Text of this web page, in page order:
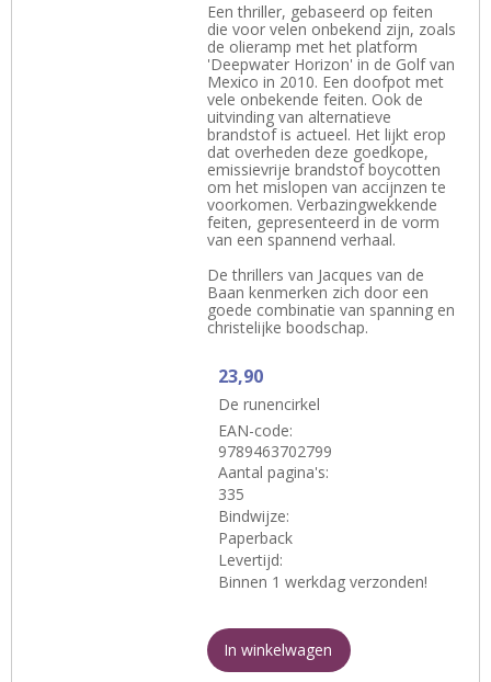
Een thriller, gebaseerd op feiten
die voor velen onbekend zijn, zoals
de olieramp met het platform
'Deepwater Horizon' in de Golf van
Mexico in 2010. Een doofpot met
vele onbekende feiten. Ook de
uitvinding van alternatieve
brandstof is actueel. Het lijkt erop
dat overheden deze goedkope,
emissievrije brandstof boycotten
om het mislopen van accijnzen te
voorkomen. Verbazingwekkende
feiten, gepresenteerd in de vorm
van een spannend verhaal.
De thrillers van Jacques van de
Baan kenmerken zich door een
goede combinatie van spanning en
christelijke boodschap.
23,90
De runencirkel
EAN-code:
9789463702799
Aantal pagina's:
335
Bindwijze:
Paperback
Levertijd:
Binnen 1 werkdag verzonden!
In winkelwagen